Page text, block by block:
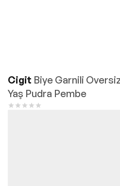
Cigit Biye Garnili
Yaş Pudra Pembe